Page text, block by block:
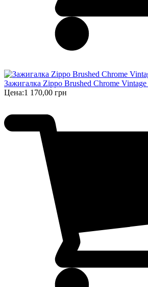
Зажигалка Zippo Brushed Chrome Vintage
Цена:1 170,00 грн